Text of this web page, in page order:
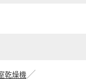
乾燥機